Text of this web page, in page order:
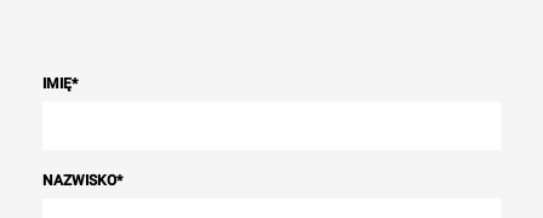
IMIĘ*
NAZWISKO*